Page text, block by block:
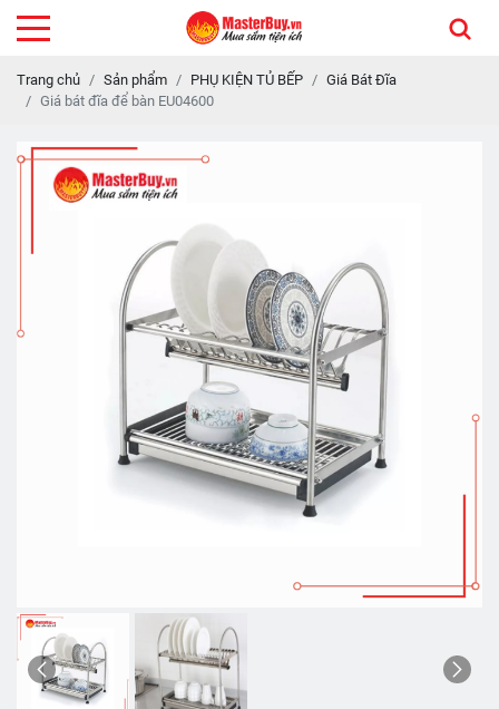
Trang chủ Sản phẩm PHỤ KIỆN TỦ BẾP
Giá Bát Đĩa
Giá bát đĩa để bàn EU04600